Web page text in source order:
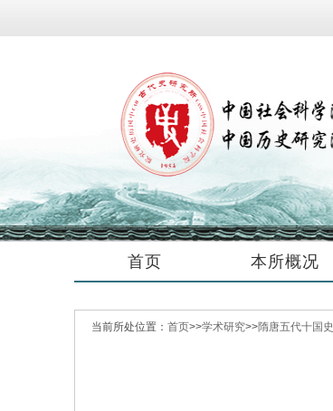
首页 本所概况
当前所处位置： 首页>>学术研究>>隋唐五代十国史